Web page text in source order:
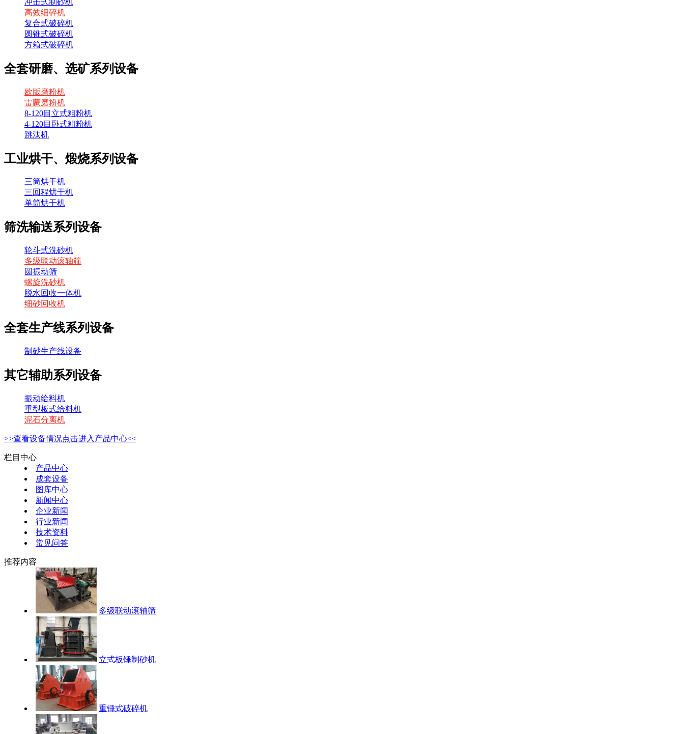
高效细碎机
复合式破碎机
圆锥式破碎机
方箱式破碎机
全套研磨、选矿系列设备
欧版磨粉机
雷蒙磨粉机
8-120目立式粗粉机
4-120目卧式粗粉机
跳汰机
工业烘干、煅烧系列设备
三筒烘干机
三回程烘干机
单筒烘干机
筛洗输送系列设备
轮斗式洗砂机
多级联动滚轴筛
圆振动筛
螺旋洗砂机
脱水回收一体机
细砂回收机
全套生产线系列设备
制砂生产线设备
其它辅助系列设备
振动给料机
重型板式给料机
泥石分离机
>>查看设备情况点击进入产品中心<<
栏目中心
产品中心
成套设备
图库中心
新闻中心
企业新闻
行业新闻
技术资料
常见问答
推荐内容
多级联动滚轴筛
立式板锤制砂机
重锤式破碎机